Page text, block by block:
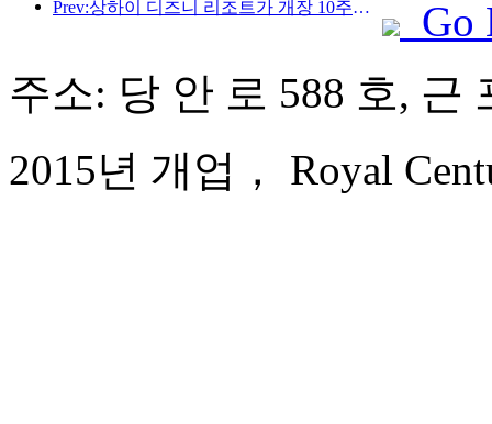
Prev:상하이 디즈니 리조트가 개장 10주년을 맞이했으며, 현재까지 1억 명이 넘는 방문객을 맞이했습니다.
Go
주소: 당 안 로 588 호, 근
2015년 개업， Royal